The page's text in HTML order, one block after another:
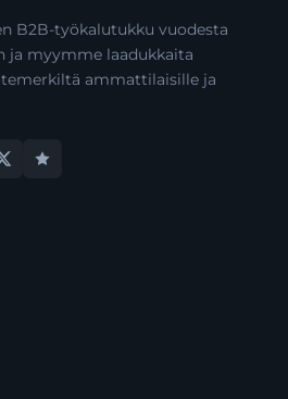
B2B-työkalutukku vuodesta
ja myymme laadukkaita
ammattilaisille ja